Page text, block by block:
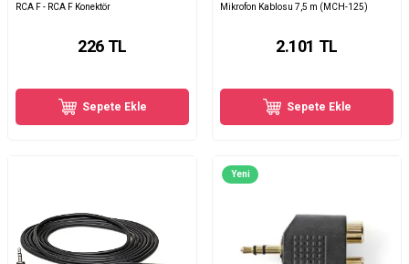
RCA F - RCA F Konektör
226 TL
Sepete Ekle
Mikrofon Kablosu 7,5 m (MCH-125)
2.101 TL
Sepete Ekle
Yeni